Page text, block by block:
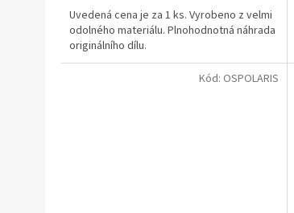
Uvedená cena je za 1 ks. Vyrobeno z velmi
odolného materiálu. Plnohodnotná náhrada
originálního dílu.
Kód: OSPOLARIS